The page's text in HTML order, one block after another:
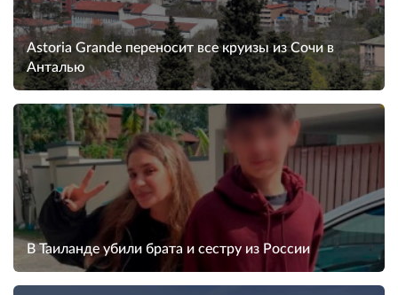
Astoria Grande переносит все круизы из Сочи в
Анталью
В Таиланде убили брата и сестру из России